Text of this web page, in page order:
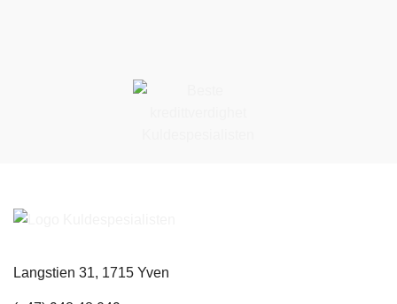
Langstien 31, 1715 Yven